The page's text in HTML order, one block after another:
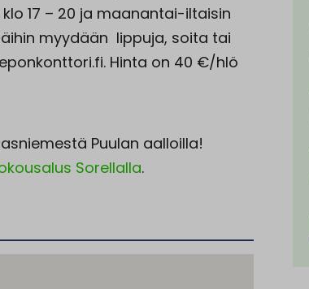
17 – 20 ja maanantai-iltaisin
myydään lippuja, soita tai
Hinta on 40 €/hlö
Puulan aalloilla!
Sorellalla.